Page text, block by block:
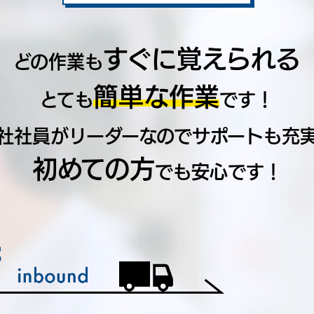
どの作業もすぐに覚えられる
とても簡単な作業です！
社員がリーダーなのでサポートも充
初めての方でも安心です！